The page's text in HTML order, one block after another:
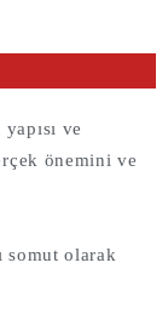
ve
önemini ve
somut olarak